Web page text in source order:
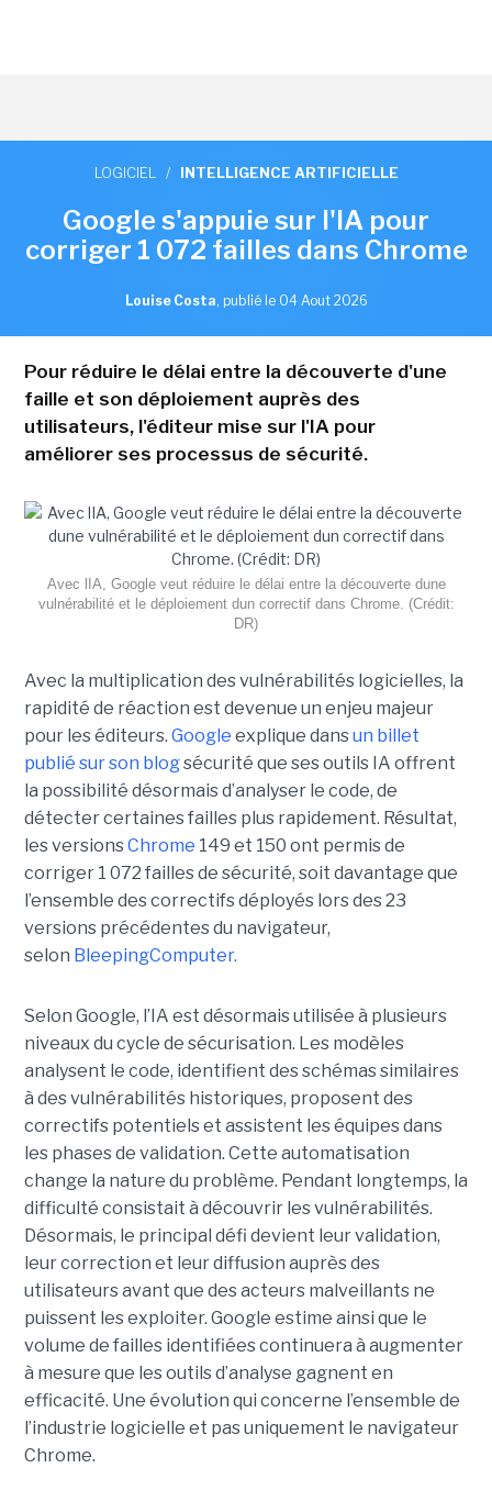
LOGICIEL / INTELLIGENCE ARTIFICIELLE
Google s'appuie sur l'IA pour
corriger 1 072 failles dans Chrome
Louise Costa, publié le 04 Aout 2026
Pour réduire le délai entre la découverte d'une
faille et son déploiement auprès des
utilisateurs, l'éditeur mise sur l'IA pour
améliorer ses processus de sécurité.
Avec lIA, Google veut réduire le délai entre la découverte dune
vulnérabilité et le déploiement dun correctif dans Chrome. (Crédit:
DR)
Avec la multiplication des vulnérabilités logicielles, la
rapidité de réaction est devenue un enjeu majeur
pour les éditeurs. Google explique dansun billet
publié sur son blogsécurité que ses outils IA offrent
la possibilité désormais d’analyser le code, de
détecter certaines failles plus rapidement. Résultat,
les versionsChrome 149 et 150 ont permis de
corriger 1 072 failles de sécurité, soit davantage que
l’ensemble des correctifs déployés lors des 23
versions précédentes du navigateur,
selon BleepingComputer.
Selon Google, l’IA est désormais utilisée à plusieurs
niveaux du cycle de sécurisation. Les modèles
analysent le code, identifient des schémas similaires
à des vulnérabilités historiques, proposent des
correctifs potentiels et assistent les équipes dans
les phases de validation. Cette automatisation
change la nature du problème. Pendant longtemps, la
difficulté consistait à découvrir les vulnérabilités.
Désormais, le principal défi devient leur validation,
leur correction et leur diffusion auprès des
utilisateurs avant que des acteurs malveillants ne
puissent les exploiter. Google estime ainsi que le
volume de failles identifiées continuera à augmenter
à mesure que les outils d’analyse gagnent en
efficacité. Une évolution qui concerne l’ensemble de
l’industrie logicielle et pas uniquement le navigateur
Chrome.